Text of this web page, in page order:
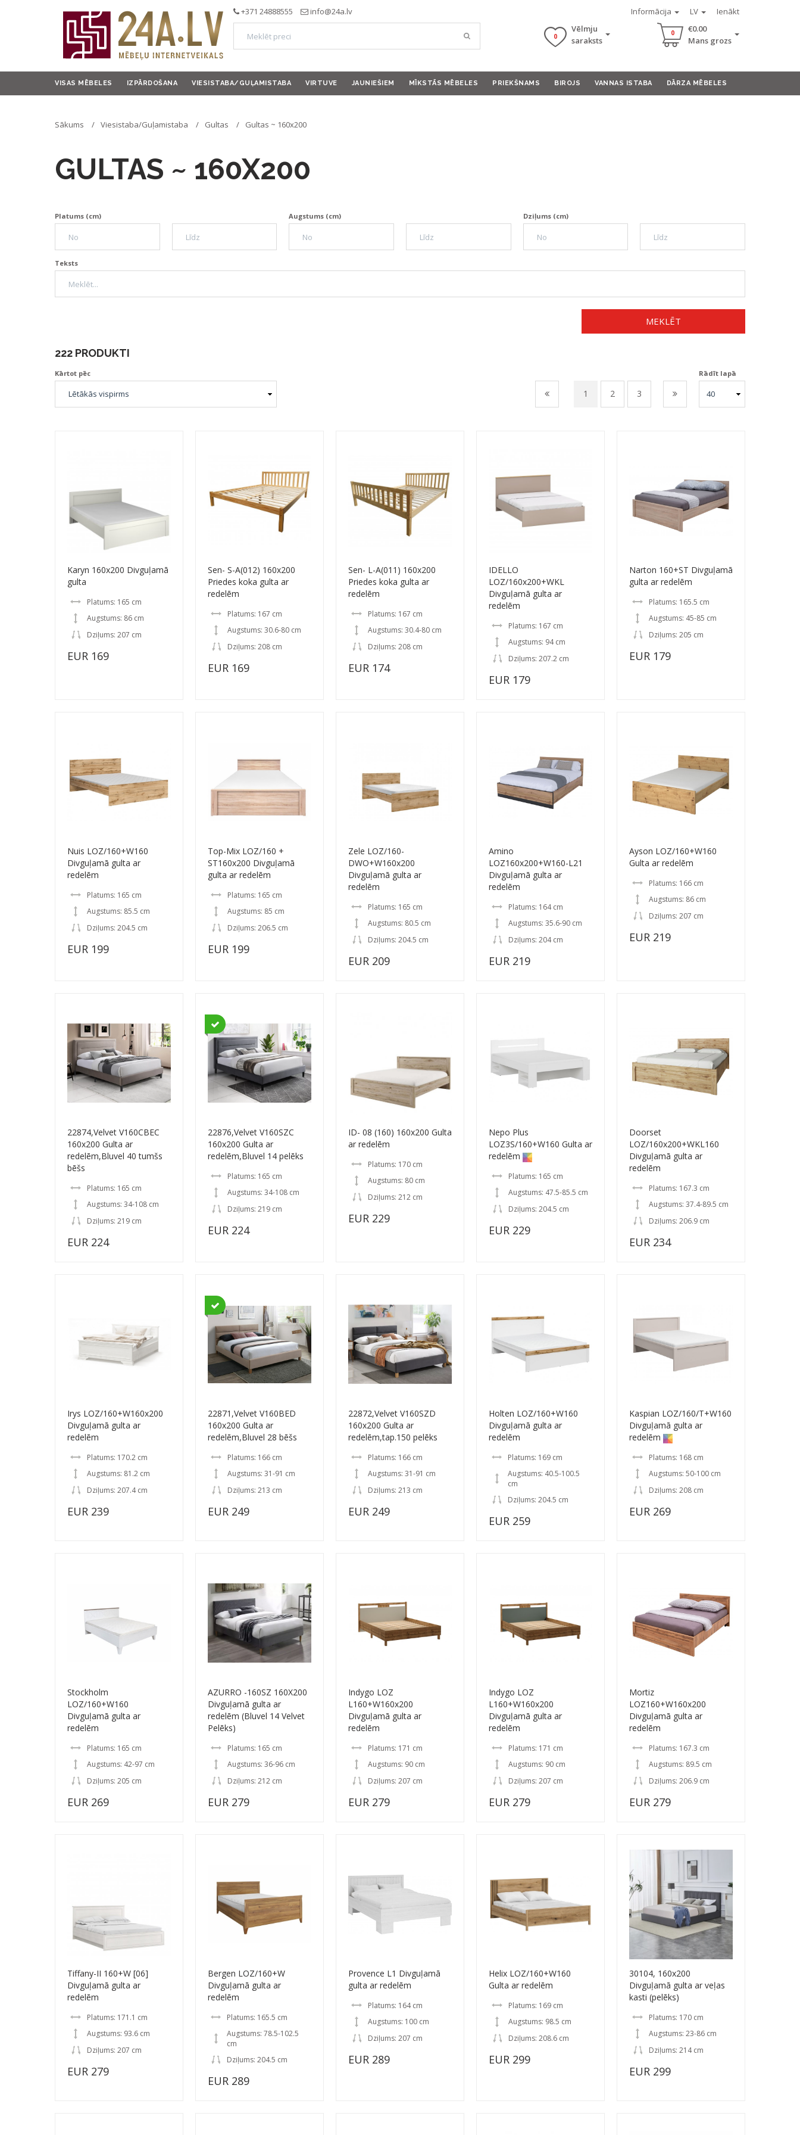
Informācija LV Ienākt
+371 24888555 info@24a.lv
0
Vēlmju
saraksts
0
€0.00
Mans grozs
VISAS MĒBELES IZPĀRDOŠANA VIESISTABA/GUĻAMISTABA VIRTUVE JAUNIEŠIEM MĪKSTĀS MĒBELES PRIEKŠNAMS BIROJS VANNAS ISTABA DĀRZA MĒBELES
Sākums Viesistaba/Guļamistaba Gultas Gultas ~ 160x200
GULTAS ~ 160X200
Platums (cm) Augstums (cm) Dziļums (cm)
Teksts
MEKLĒT
222 PRODUKTI
Kārtot pēc
1 2 3
Rādīt lapā
Karyn 160x200 Divguļamā
gulta
Platums: 165 cm
Augstums: 86 cm
Dziļums: 207 cm
EUR 169
Sen- S-A(012) 160x200
Priedes koka gulta ar
redelēm
Platums: 167 cm
Augstums: 30.6-80 cm
Dziļums: 208 cm
EUR 169
Sen- L-A(011) 160x200
Priedes koka gulta ar
redelēm
Platums: 167 cm
Augstums: 30.4-80 cm
Dziļums: 208 cm
EUR 174
IDELLO
LOZ/160x200+WKL
Divguļamā gulta ar
redelēm
Platums: 167 cm
Augstums: 94 cm
Dziļums: 207.2 cm
EUR 179
Narton 160+ST Divguļamā
gulta ar redelēm
Platums: 165.5 cm
Augstums: 45-85 cm
Dziļums: 205 cm
EUR 179
Nuis LOZ/160+W160
Divguļamā gulta ar
redelēm
Platums: 165 cm
Augstums: 85.5 cm
Dziļums: 204.5 cm
EUR 199
Top-Mix LOZ/160 +
ST160x200 Divguļamā
gulta ar redelēm
Platums: 165 cm
Augstums: 85 cm
Dziļums: 206.5 cm
EUR 199
Zele LOZ/160-
DWO+W160x200
Divguļamā gulta ar
redelēm
Platums: 165 cm
Augstums: 80.5 cm
Dziļums: 204.5 cm
EUR 209
Amino
LOZ160x200+W160-L21
Divguļamā gulta ar
redelēm
Platums: 164 cm
Augstums: 35.6-90 cm
Dziļums: 204 cm
EUR 219
Ayson LOZ/160+W160
Gulta ar redelēm
Platums: 166 cm
Augstums: 86 cm
Dziļums: 207 cm
EUR 219
22874,Velvet V160CBEC
160x200 Gulta ar
redelēm,Bluvel 40 tumšs
bēšs
Platums: 165 cm
Augstums: 34-108 cm
Dziļums: 219 cm
EUR 224
22876,Velvet V160SZC
160x200 Gulta ar
redelēm,Bluvel 14 pelēks
Platums: 165 cm
Augstums: 34-108 cm
Dziļums: 219 cm
EUR 224
ID- 08 (160) 160x200 Gulta
ar redelēm
Platums: 170 cm
Augstums: 80 cm
Dziļums: 212 cm
EUR 229
Nepo Plus
LOZ3S/160+W160 Gulta ar
redelēm
Platums: 165 cm
Augstums: 47.5-85.5 cm
Dziļums: 204.5 cm
EUR 229
Doorset
LOZ/160x200+WKL160
Divguļamā gulta ar
redelēm
Platums: 167.3 cm
Augstums: 37.4-89.5 cm
Dziļums: 206.9 cm
EUR 234
Irys LOZ/160+W160x200
Divguļamā gulta ar
redelēm
Platums: 170.2 cm
Augstums: 81.2 cm
Dziļums: 207.4 cm
EUR 239
22871,Velvet V160BED
160x200 Gulta ar
redelēm,Bluvel 28 bēšs
Platums: 166 cm
Augstums: 31-91 cm
Dziļums: 213 cm
EUR 249
22872,Velvet V160SZD
160x200 Gulta ar
redelēm,tap.150 pelēks
Platums: 166 cm
Augstums: 31-91 cm
Dziļums: 213 cm
EUR 249
Holten LOZ/160+W160
Divguļamā gulta ar
redelēm
Platums: 169 cm
Augstums: 40.5-100.5
cm
Dziļums: 204.5 cm
EUR 259
Kaspian LOZ/160/T+W160
Divguļamā gulta ar
redelēm
Platums: 168 cm
Augstums: 50-100 cm
Dziļums: 208 cm
EUR 269
Stockholm
LOZ/160+W160
Divguļamā gulta ar
redelēm
Platums: 165 cm
Augstums: 42-97 cm
Dziļums: 205 cm
EUR 269
AZURRO -160SZ 160X200
Divguļamā gulta ar
redelēm (Bluvel 14 Velvet
Pelēks)
Platums: 165 cm
Augstums: 36-96 cm
Dziļums: 212 cm
EUR 279
Indygo LOZ
L160+W160x200
Divguļamā gulta ar
redelēm
Platums: 171 cm
Augstums: 90 cm
Dziļums: 207 cm
EUR 279
Indygo LOZ
L160+W160x200
Divguļamā gulta ar
redelēm
Platums: 171 cm
Augstums: 90 cm
Dziļums: 207 cm
EUR 279
Mortiz
LOZ160+W160x200
Divguļamā gulta ar
redelēm
Platums: 167.3 cm
Augstums: 89.5 cm
Dziļums: 206.9 cm
EUR 279
Tiffany-II 160+W [06]
Divguļamā gulta ar
redelēm
Platums: 171.1 cm
Augstums: 93.6 cm
Dziļums: 207 cm
EUR 279
Bergen LOZ/160+W
Divguļamā gulta ar
redelēm
Platums: 165.5 cm
Augstums: 78.5-102.5
cm
Dziļums: 204.5 cm
EUR 289
Provence L1 Divguļamā
gulta ar redelēm
Platums: 164 cm
Augstums: 100 cm
Dziļums: 207 cm
EUR 289
Helix LOZ/160+W160
Gulta ar redelēm
Platums: 169 cm
Augstums: 98.5 cm
Dziļums: 208.6 cm
EUR 299
30104, 160x200
Divguļamā gulta ar veļas
kasti (pelēks)
Platums: 170 cm
Augstums: 23-86 cm
Dziļums: 214 cm
EUR 299